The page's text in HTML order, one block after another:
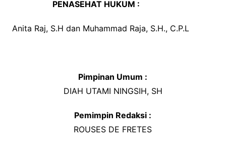
PENASEHAT HUKUM :
Anita Raj, S.H dan Muhammad Raja, S.H., C.P.L
Pimpinan Umum :
DIAH UTAMI NINGSIH, SH
Pemimpin Redaksi :
ROUSES DE FRETES